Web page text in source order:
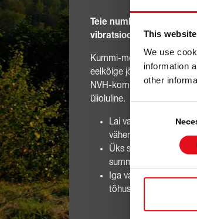
This
We use
information
other
Selection
Teie number üks febi
vibratsiooni ja
Kummi-metallosi
eelkõige jõuülekandes –
NVH-komponentide müra
ülioluline.
Lai valik laagreid ja
vähendavad MÜRA
Üks suurimaid
summutavad
Iga varuosa vastab
tõhusalt